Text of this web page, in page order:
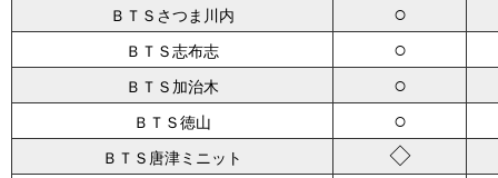
ＢＴＳさつま川内 ○
ＢＴＳ志布志 ○
ＢＴＳ加治木 ○
ＢＴＳ徳山 ○
ＢＴＳ唐津ミニット ◇